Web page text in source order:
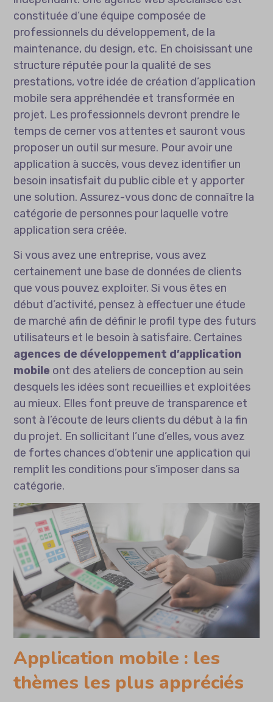
constituée d’une équipe composée de
professionnels du développement, de la
maintenance, du design, etc. En choisissant une
structure réputée pour la qualité de ses
prestations, votre idée de création d’application
mobile sera appréhendée et transformée en
projet. Les professionnels devront prendre le
temps de cerner vos attentes et sauront vous
proposer un outil sur mesure. Pour avoir une
application à succès, vous devez identifier un
besoin insatisfait du public cible et y apporter
une solution. Assurez-vous donc de connaître la
catégorie de personnes pour laquelle votre
application sera créée.
Si vous avez une entreprise, vous avez
certainement une base de données de clients
que vous pouvez exploiter. Si vous êtes en
début d’activité, pensez à effectuer une étude
de marché afin de définir le profil type des futurs
utilisateurs et le besoin à satisfaire. Certaines
agences de développement d’application
mobile ont des ateliers de conception au sein
desquels les idées sont recueillies et exploitées
au mieux. Elles font preuve de transparence et
sont à l’écoute de leurs clients du début à la fin
du projet. En sollicitant l’une d’elles, vous avez
de fortes chances d’obtenir une application qui
remplit les conditions pour s’imposer dans sa
catégorie.
Application mobile : les
thèmes les plus appréciés